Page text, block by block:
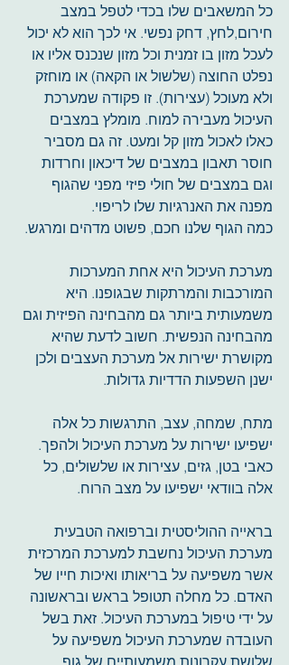
כל המשאבים שלו בכדי לטפל במצב
חירום,לחץ, דחק נפשי. אי לכך הוא לא יכול
לעכל מזון בו זמנית וכל מזון שנכנס אליו או
נפלט החוצה (שלשול או הקאה) או מוחזק
ולא מעוכל (עצירות). זו פקודה שמערכת
העיכול מעבירה למוח. מומלץ במצבים
כאלו לאכול מזון קל ומעט. זה גם מסביר
חוסר תאבון במצבים של דיכאון וחרדות
וגם במצבים של חולי פיזי מפני שהגוף
מפנה את האנרגיות שלו לריפוי.
כמה הגוף שלנו חכם, פשוט מדהים ומרגש.
מערכת העיכול היא אחת המערכות
המורכבות והמרתקות שבגופנו. היא
משמעותית ביותר גם מהבחינה הפיזית וגם
מהבחינה הנפשית. חשוב לדעת שהיא
מקושרת ישירות אל מערכת העצבים ולכן
ישנן השפעות הדדיות גדולות.
מתח, שמחה, עצב, התרגשות כל אלה
ישפיעו ישירות על מערכת העיכול ולהפך.
כאבי בטן, גזים, עצירות או שלשולים, כל
אלה בוודאי ישפיעו על מצב הרוח.
בראייה ההוליסטית וברפואה הטבעית
מערכת העיכול נחשבת למערכת המרכזית
אשר משפיעה על בריאותו ואיכות חייו של
האדם. כל מחלה תטופל בראש ובראשונה
על ידי טיפול במערכת העיכול. זאת בשל
העובדה שמערכת העיכול משפיעה על
שלושת עקרונות משמעותיים של גוף